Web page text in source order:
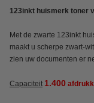
123inkt huismerk toner
Met de zwarte 123inkt
maakt u scherpe zwart-
zien uw documenten er
Capaciteit 1.400